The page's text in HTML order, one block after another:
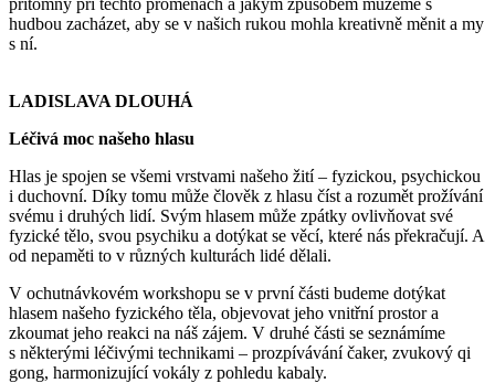
hudbou zacházet, aby se v našich rukou mohla kreativně měnit a my
s ní.
LADISLAVA DLOUHÁ
Léčivá moc našeho hlasu
Hlas je spojen se všemi vrstvami našeho žití – fyzickou, psychickou
i duchovní. Díky tomu může člověk z hlasu číst a rozumět prožívání
svému i druhých lidí. Svým hlasem může zpátky ovlivňovat své
fyzické tělo, svou psychiku a dotýkat se věcí, které nás překračují. A
od nepaměti to v různých kulturách lidé dělali.
V ochutnávkovém workshopu se v první části budeme dotýkat
hlasem našeho fyzického těla, objevovat jeho vnitřní prostor a
zkoumat jeho reakci na náš zájem. V druhé části se seznámíme
s některými léčivými technikami – prozpívávání čaker, zvukový qi
gong, harmonizující vokály z pohledu kabaly.